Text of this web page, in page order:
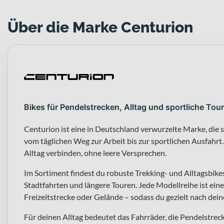
Über die Marke Centurion
Bikes für Pendelstrecken, Alltag und sportliche
Centurion ist eine in Deutschland verwurzelte Marke,
vom täglichen Weg zur Arbeit bis zur sportlichen
Alltag verbinden, ohne leere Versprechen.
Im Sortiment findest du robuste Trekking- und
Stadtfahrten und längere Touren. Jede Modellreihe ist
Freizeitstrecke oder Gelände – sodass du gezielt nach
Für deinen Alltag bedeutet das Fahrräder, die